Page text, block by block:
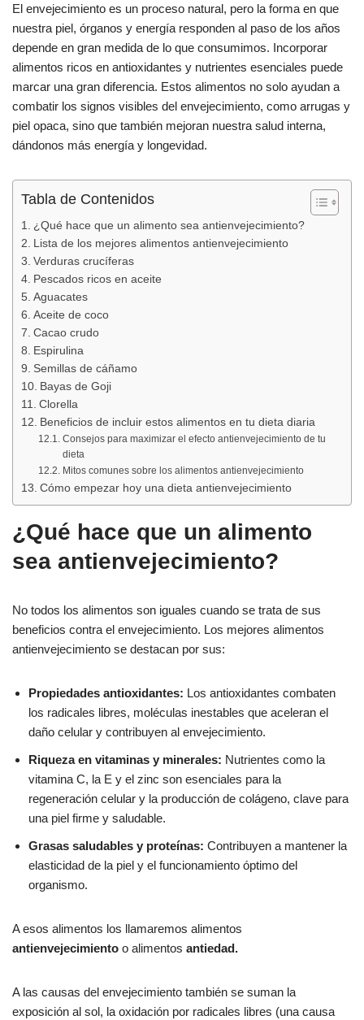
c
e
b
o
o
k
at
s
A
p
p
m
p
ar
tir
El envejecimiento es un proceso natural, pero la forma en que
nuestra piel, órganos y energía responden al paso de los años
depende en gran medida de lo que consumimos. Incorporar
alimentos ricos en antioxidantes y nutrientes esenciales puede
marcar una gran diferencia. Estos alimentos no solo ayudan a
combatir los signos visibles del envejecimiento, como arrugas y
piel opaca, sino que también mejoran nuestra salud interna,
dándonos más energía y longevidad.
Tabla de Contenidos
¿Qué hace que un alimento sea antienvejecimiento?
Lista de los mejores alimentos antienvejecimiento
Verduras crucíferas
Pescados ricos en aceite
Aguacates
Aceite de coco
Cacao crudo
Espirulina
Semillas de cáñamo
Bayas de Goji
Clorella
Beneficios de incluir estos alimentos en tu dieta diaria
Consejos para maximizar el efecto antienvejecimiento de tu
dieta
Mitos comunes sobre los alimentos antienvejecimiento
Cómo empezar hoy una dieta antienvejecimiento
¿Qué hace que un alimento
sea antienvejecimiento?
No todos los alimentos son iguales cuando se trata de sus
beneficios contra el envejecimiento. Los mejores alimentos
antienvejecimiento se destacan por sus:
Propiedades antioxidantes: Los antioxidantes combaten
los radicales libres, moléculas inestables que aceleran el
daño celular y contribuyen al envejecimiento.
Riqueza en vitaminas y minerales: Nutrientes como la
vitamina C, la E y el zinc son esenciales para la
regeneración celular y la producción de colágeno, clave para
una piel firme y saludable.
Grasas saludables y proteínas: Contribuyen a mantener la
elasticidad de la piel y el funcionamiento óptimo del
organismo.
A esos alimentos los llamaremos alimentos
antienvejecimiento o alimentos antiedad.
A las causas del envejecimiento también se suman la
exposición al sol, la oxidación por radicales libres (una causa